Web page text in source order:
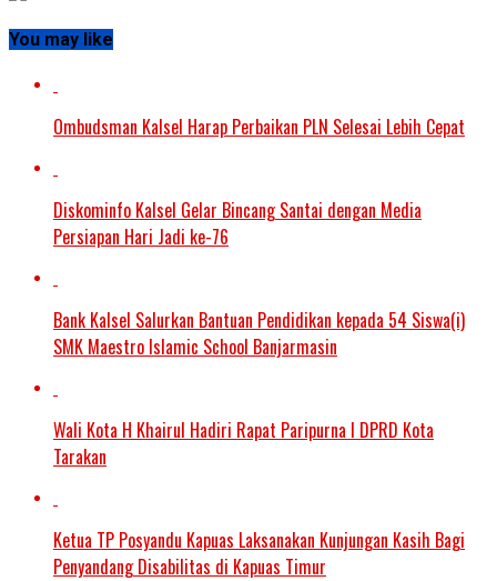
You may like
Ombudsman Kalsel Harap Perbaikan PLN Selesai Lebih Cepat
Diskominfo Kalsel Gelar Bincang Santai dengan Media
Persiapan Hari Jadi ke-76
Bank Kalsel Salurkan Bantuan Pendidikan kepada 54 Siswa(i)
SMK Maestro Islamic School Banjarmasin
Wali Kota H Khairul Hadiri Rapat Paripurna I DPRD Kota
Tarakan
Ketua TP Posyandu Kapuas Laksanakan Kunjungan Kasih Bagi
Penyandang Disabilitas di Kapuas Timur